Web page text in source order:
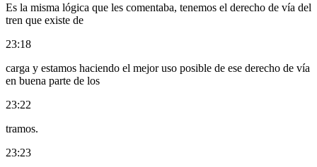
Es la misma lógica que les comentaba, tenemos el derecho de vía del
tren que existe de
23:18
carga y estamos haciendo el mejor uso posible de ese derecho de vía
en buena parte de los
23:22
tramos.
23:23